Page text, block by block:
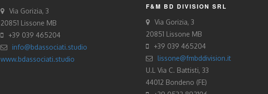
Via Gorizia, 3
20851 Lissone MB
+39 039 465204
info@bdassociati.studio
www.bdassociati.studio
F&M BD DIVISION SRL
Via Gorizia, 3
20851 Lissone MB
+39 039 465204
lissone@fmbddivision.it
U.L Via C. Battisti, 33
44012 Bondeno (FE)